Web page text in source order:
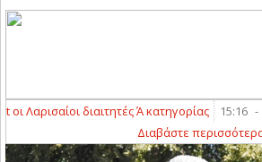
διαιτητές Ά κατηγορίας 15:16 - Με
Διαβάστε